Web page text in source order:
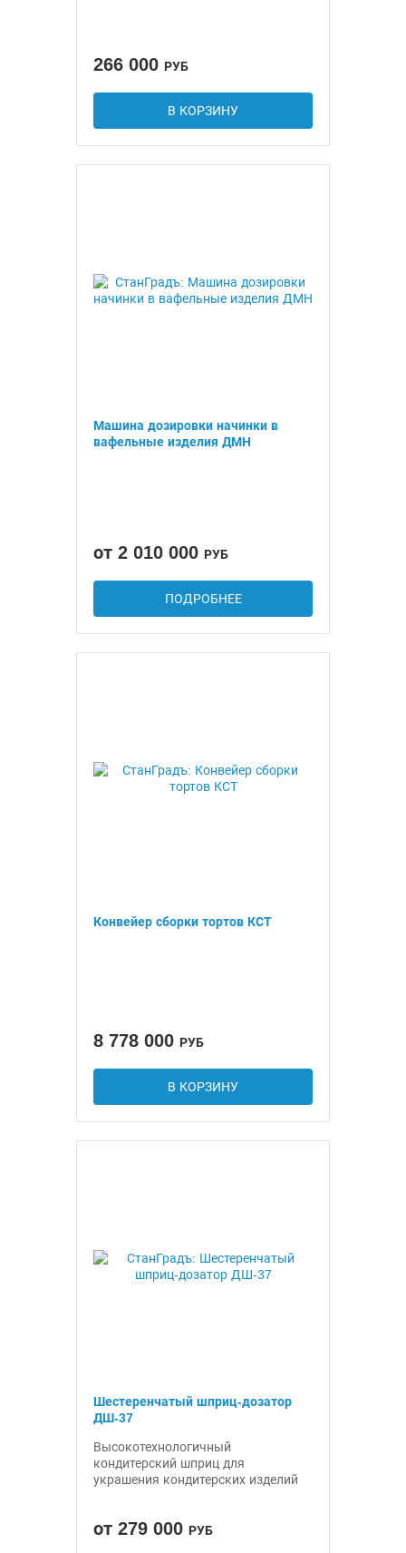
266 000 РУБ
В КОРЗИНУ
Машина дозировки начинки в
вафельные изделия ДМН
от 2 010 000 РУБ
ПОДРОБНЕЕ
Конвейер сборки тортов КСТ
8 778 000 РУБ
В КОРЗИНУ
Шестеренчатый шприц-дозатор
ДШ-37
Высокотехнологичный
кондитерский шприц для
украшения кондитерских изделий
от 279 000 РУБ